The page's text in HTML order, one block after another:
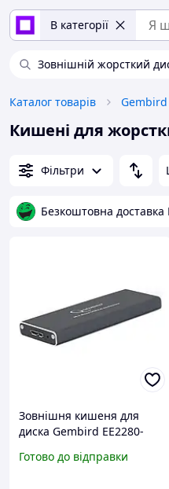
В категорії
Зовнішній жорсткий
Каталог товарів Gembird
Кишені для
Фільтри
Безкоштовна доставка
Зовнішня кишеня для
диска Gembird EE2280-
Готово до відправки